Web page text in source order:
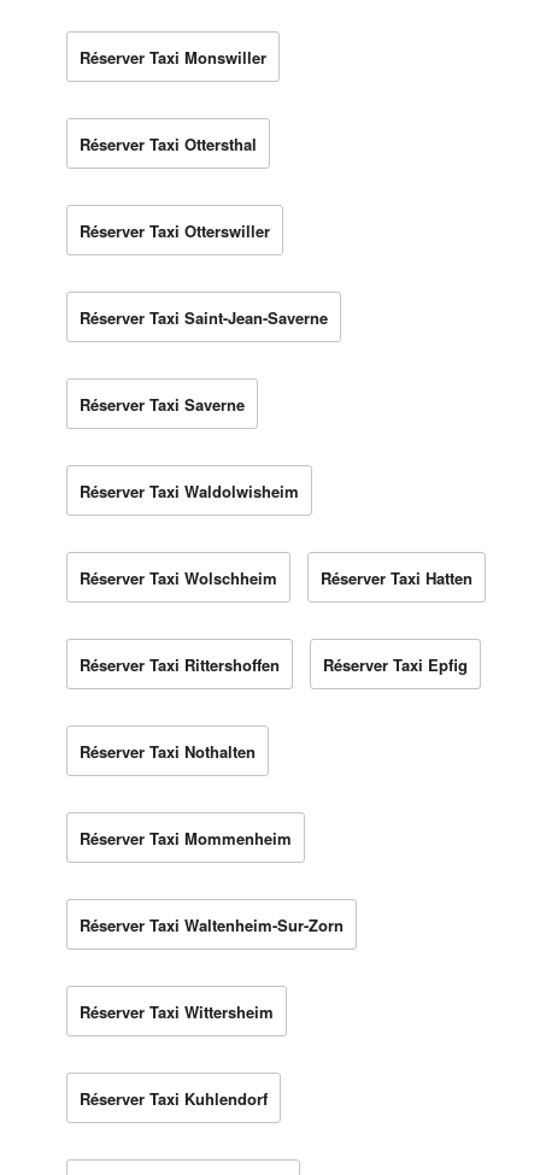
Réserver Taxi Monswiller
Réserver Taxi Ottersthal
Réserver Taxi Otterswiller
Réserver Taxi Saint-Jean-Saverne
Réserver Taxi Saverne
Réserver Taxi Waldolwisheim
Réserver Taxi Wolschheim Réserver Taxi Hatten
Réserver Taxi Rittershoffen Réserver Taxi Epfig
Réserver Taxi Nothalten
Réserver Taxi Mommenheim
Réserver Taxi Waltenheim-Sur-Zorn
Réserver Taxi Wittersheim
Réserver Taxi Kuhlendorf